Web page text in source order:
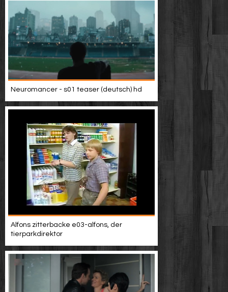
Neuromancer - s01 teaser (deutsch) hd
Alfons zitterbacke e03-alfons, der
tierparkdirektor